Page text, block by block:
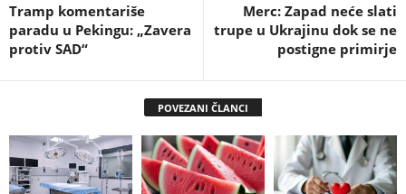
Tramp komentariše
paradu u Pekingu: „Zavera
protiv SAD“
Merc: Zapad neće slati
trupe u Ukrajinu dok se ne
postigne primirje
POVEZANI ČLANCI